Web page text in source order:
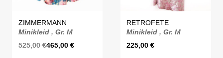
ZIMMERMANN
Minikleid , Gr. M
525,00€465,00 €
RETROFETE
Minikleid , Gr. M
225,00€